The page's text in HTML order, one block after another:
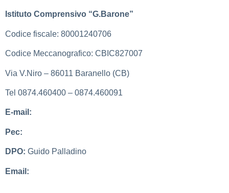
Istituto Comprensivo “G.Barone”
Codice fiscale: 80001240706
Codice Meccanografico: CBIC827007
Via V.Niro – 86011 Baranello (CB)
Tel 0874.460400 – 0874.460091
E-mail:
Pec:
DPO: Guido Palladino
Email: